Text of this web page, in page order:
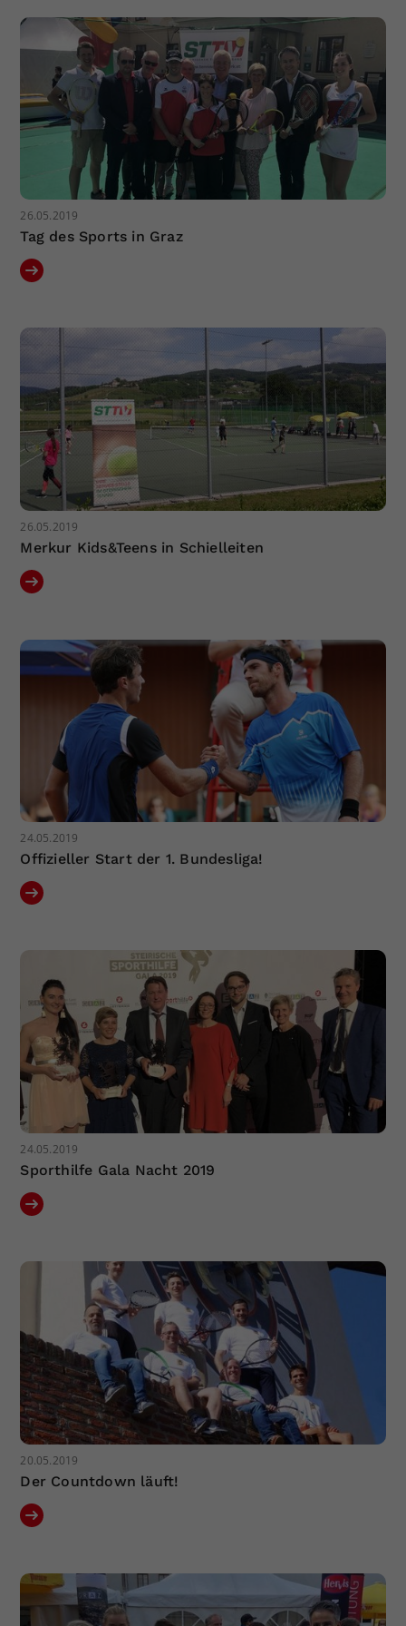
26.05.2019
Tag des Sports in Graz
26.05.2019
Merkur Kids&Teens in Schielleiten
24.05.2019
Offizieller Start der 1. Bundesliga!
24.05.2019
Sporthilfe Gala Nacht 2019
20.05.2019
Der Countdown läuft!
Zweck
Dieser Wert speichert Ihre Consent-
Einstellungen. Unter anderem eine
zufällig generierte ID, für die
historische Speicherung Ihrer
vorgenommen Einstellungen, falls der
Webseiten-Betreiber dies eingestellt